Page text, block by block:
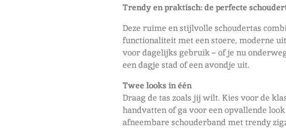
Trendy en praktisch: de perfecte
Deze ruime en stijlvolle schoudertas
functionaliteit met een stoere, moderne
voor dagelijks gebruik – of je nu
een dagje stad of een avondje uit.
Twee looks in één
Draag de tas zoals jij wilt. Kies voor de
handvatten of ga voor een opvallende
afneembare schouderband met trendy